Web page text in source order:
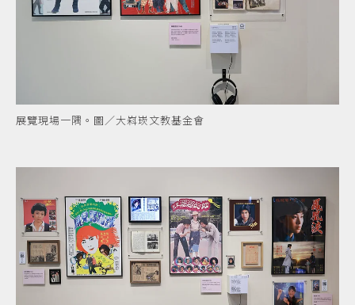
展覽現場一隅。圖／大嵙崁文教基金會